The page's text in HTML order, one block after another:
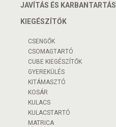
JAVÍTÁS ÉS KARBANTARTÁS
KIEGÉSZÍTŐK
CSENGŐK
CSOMAGTARTÓ
CUBE KIEGÉSZÍTŐK
GYEREKÜLÉS
KITÁMASZTÓ
KOSÁR
KULACS
KULACSTARTÓ
MATRICA